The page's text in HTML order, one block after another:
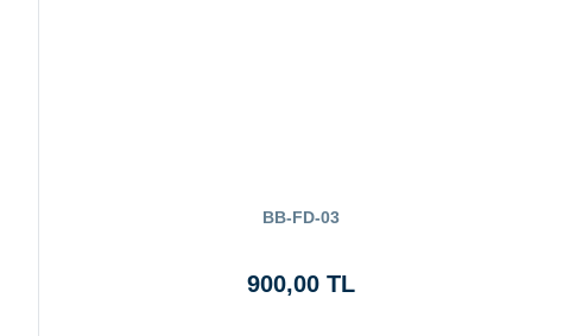
BB-FD-03
900,00 TL